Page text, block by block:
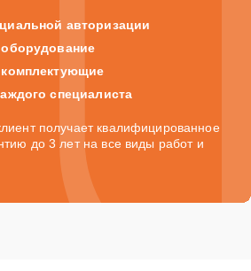
авторизации
специалиста
получает квалифицированное
до 3 лет на все виды работ и